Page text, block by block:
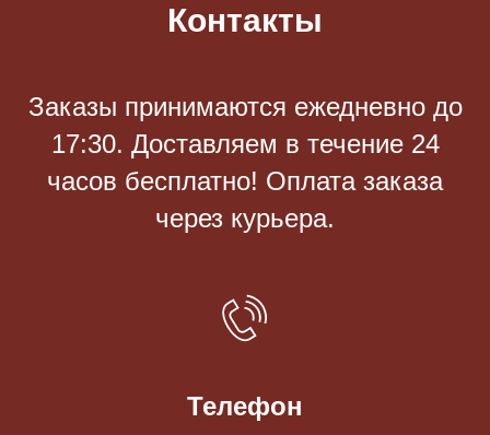
Контакты
Заказы принимаются eжедневно до
17:30. Доставляем в течение 24
часов бесплатно! Оплата заказа
через курьера.
Телефон